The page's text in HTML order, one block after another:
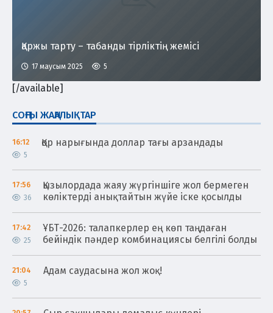
СОҢҒЫ ЖАҢАЛЫҚТАР
16:12
5
Қор нарығында доллар тағы арзандады
17:56
36
Қызылордада жаяу жүргіншіге жол бермеген
көліктерді анықтайтын жүйе іске қосылды
17:42
25
ҰБТ-2026: талапкерлер ең көп таңдаған
бейіндік пәндер комбинациясы белгілі болды
21:04
5
Адам саудасына жол жоқ!
Қаржы тарту – табанды тірліктің жемісі
17 маусым 2025 5
[/available]